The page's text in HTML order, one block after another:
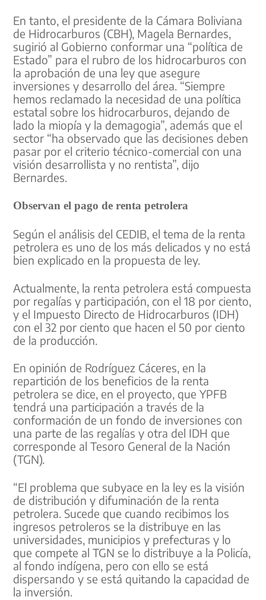
En tanto, el presidente de la Cámara Boliviana
de Hidrocarburos (CBH), Magela Bernardes,
sugirió al Gobierno conformar una “política de
Estado” para el rubro de los hidrocarburos con
la aprobación de una ley que asegure
inversiones y desarrollo del área. “Siempre
hemos reclamado la necesidad de una política
estatal sobre los hidrocarburos, dejando de
lado la miopía y la demagogia”, además que el
sector “ha observado que las decisiones deben
pasar por el criterio técnico-comercial con una
visión desarrollista y no rentista”, dijo
Bernardes.
Observan el pago de renta petrolera
Según el análisis del CEDIB, el tema de la renta
petrolera es uno de los más delicados y no está
bien explicado en la propuesta de ley.
Actualmente, la renta petrolera está compuesta
por regalías y participación, con el 18 por ciento,
y el Impuesto Directo de Hidrocarburos (IDH)
con el 32 por ciento que hacen el 50 por ciento
de la producción.
En opinión de Rodríguez Cáceres, en la
repartición de los beneficios de la renta
petrolera se dice, en el proyecto, que YPFB
tendrá una participación a través de la
conformación de un fondo de inversiones con
una parte de las regalías y otra del IDH que
corresponde al Tesoro General de la Nación
(TGN).
“El problema que subyace en la ley es la visión
de distribución y difuminación de la renta
petrolera. Sucede que cuando recibimos los
ingresos petroleros se la distribuye en las
universidades, municipios y prefecturas y lo
que compete al TGN se lo distribuye a la Policía,
al fondo indígena, pero con ello se está
dispersando y se está quitando la capacidad de
la inversión.